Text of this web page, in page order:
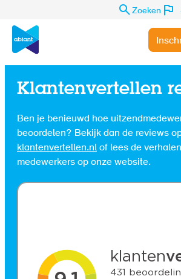
Zoeken
Klantenvertellen
Ben je benieuwd hoe
beoordelen? Bekijk dan de reviews
klantenvertellen.nl of lees de
medewerkers op onze website.